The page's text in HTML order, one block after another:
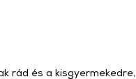
rád és a